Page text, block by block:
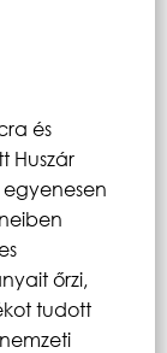
és
Huszár
őrzi,
tudott